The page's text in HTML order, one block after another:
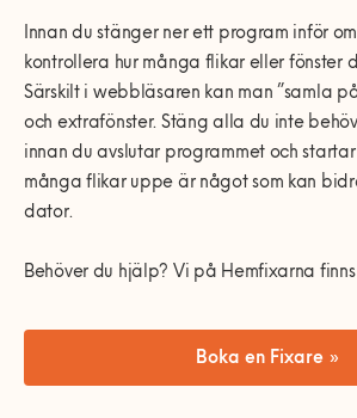
Innan du stänger ner ett program inför
kontrollera hur många flikar eller fönster
Särskilt i webbläsaren kan man ”samla
och extrafönster. Stäng alla du inte
innan du avslutar programmet och
många flikar uppe är något som kan
dator.
Behöver du hjälp? Vi på Hemfixarna
Boka en Fixare »